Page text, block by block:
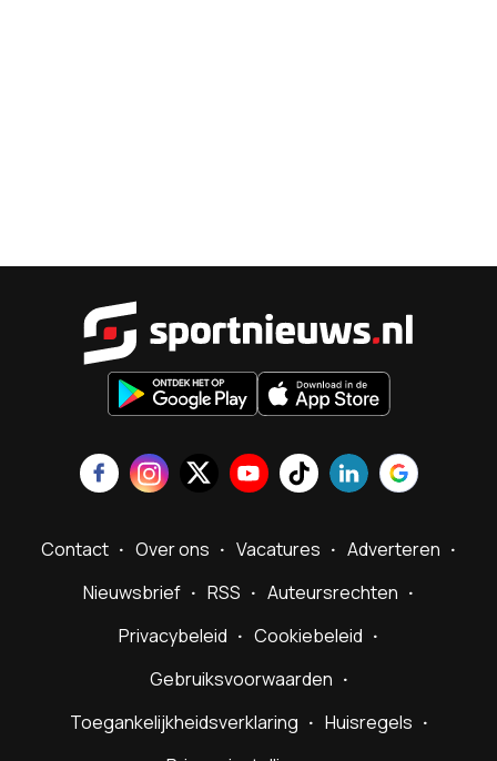
Contact Over ons Vacatures
Adverteren
Nieuwsbrief
RSS
Auteursrechten
Privacybeleid
Cookiebeleid
Gebruiksvoorwaarden
Toegankelijkheidsverklaring
Huisregels